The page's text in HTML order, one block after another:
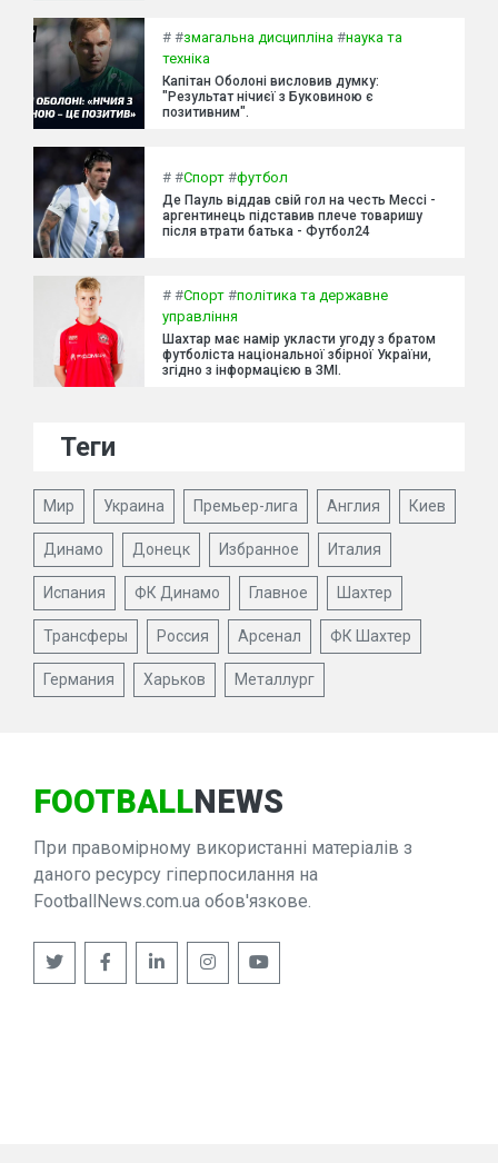
# #змагальна дисципліна #наука та
техніка
Капітан Оболоні висловив думку:
"Результат нічиєї з Буковиною є
позитивним".
# #Спорт #футбол
Де Пауль віддав свій гол на честь Мессі -
аргентинець підставив плече товаришу
після втрати батька - Футбол24
# #Спорт #політика та державне
управління
Шахтар має намір укласти угоду з братом
футболіста національної збірної України,
згідно з інформацією в ЗМІ.
Теги
Мир Украина Премьер-лига Англия Киев
Динамо Донецк Избранное Италия
Испания ФК Динамо Главное Шахтер
Трансферы Россия Арсенал ФК Шахтер
Германия Харьков Металлург
FOOTBALLNEWS
При правомірному використанні матеріалів з
даного ресурсу гіперпосилання на
FootballNews.com.ua обов'язкове.